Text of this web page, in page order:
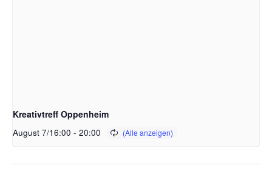
Kreativtreff Oppenheim
August 7/16:00 - 20:00